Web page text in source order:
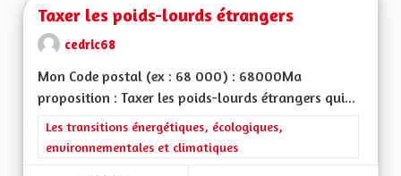
Taxer les poids-lourds étrangers
cedric68
Mon Code postal (ex : 68 000) : 68000Ma
proposition : Taxer les poids-lourds étrangers qui...
Filtrer les résultats de la catégorie : Les transitions
Les transitions énergétiques, écologiques,
environnementales et climatiques